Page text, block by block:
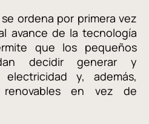
ordena por primera vez
avance de la tecnología
que los pequeños
decidir generar y
y, además,
renovables en vez de